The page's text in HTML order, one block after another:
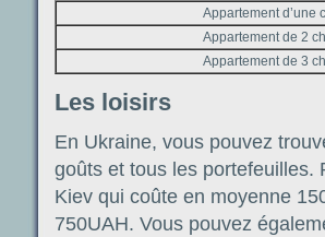
Appartement d’une
Appartement de 2
Appartement de 3
Les loisirs
En Ukraine, vous pouvez
goûts et tous les portefeuilles.
Kiev qui coûte en moyenne
750UAH. Vous pouvez